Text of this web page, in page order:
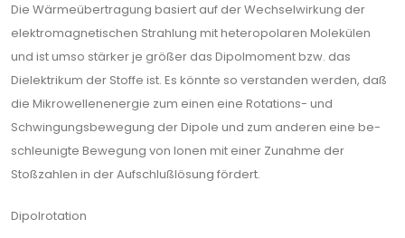
Die Wärmeübertragung basiert auf der Wechselwirkung der
elektromagnetischen Strah­lung mit heteropolaren Molekülen
und ist umso stärker je größer das Dipolmoment bzw. das
Dielektrikum der Stoffe ist. Es könnte so verstanden werden, daß
die Mikrowellenenergie zum einen eine Rotations- und
Schwingungsbewegung der Dipole und zum anderen eine be­
schleunigte Bewegung von Ionen mit einer Zunahme der
Stoßzahlen in der Aufschlußlö­sung fördert.
Dipolrotation